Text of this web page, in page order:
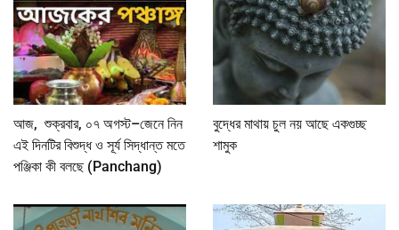
আজ, শুক্রবার, ০৭ অগস্ট–জেনে নিন
এই দিনটির বিশুদ্ধ ও সূর্য সিদ্ধান্ত মতে
পঞ্জিকা কী বলছে (Panchang)
বুদ্ধের মাথায় চুল নয় আছে একগুচ্ছ
শামুক